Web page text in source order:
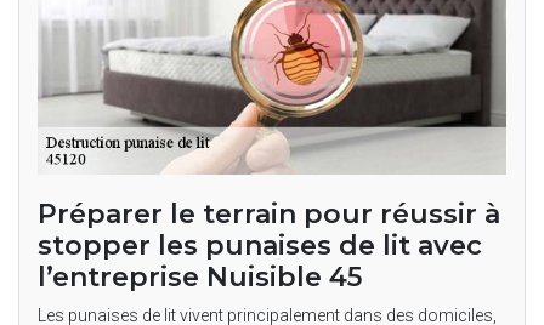
Préparer le terrain pour réussir à
stopper les punaises de lit avec
l’entreprise Nuisible 45
Les punaises de lit vivent principalement dans des domiciles,